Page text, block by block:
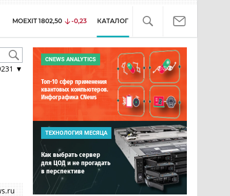
MOEXIT 1802,50 -0,23 КАТАЛОГ
▼
CNEWS ANALYTICS
Топ-10 сфер применения
квантовых компьютеров.
Инфографика CNews
ТЕХНОЛОГИЯ МЕСЯЦА
Как выбрать сервер
для ЦОД и не прогадать
в перспективе